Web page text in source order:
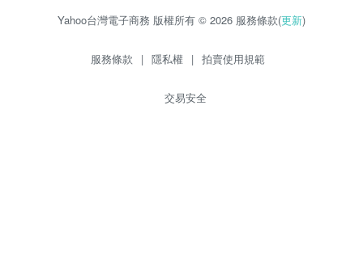
Yahoo台灣電子商務 版權所有 © 2026 服務條款(更新)
服務條款 | 隱私權 | 拍賣使用規範
交易安全